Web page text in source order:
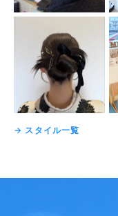
→ スタイル一覧